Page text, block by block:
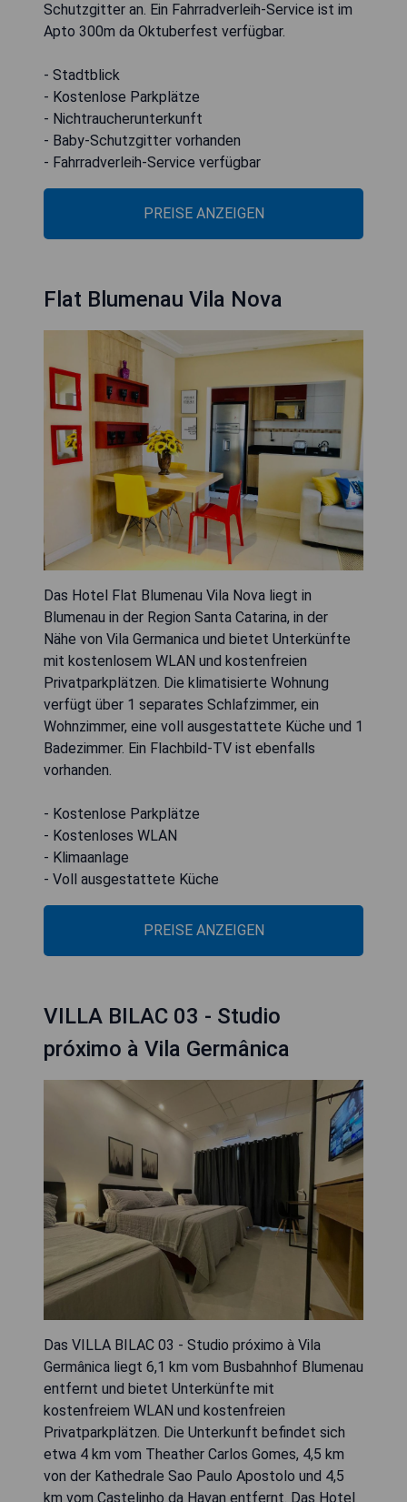
Schutzgitter an. Ein Fahrradverleih-Service ist im
Apto 300m da Oktuberfest verfügbar.
- Stadtblick
- Kostenlose Parkplätze
- Nichtraucherunterkunft
- Baby-Schutzgitter vorhanden
- Fahrradverleih-Service verfügbar
PREISE ANZEIGEN
Flat Blumenau Vila Nova
Das Hotel Flat Blumenau Vila Nova liegt in
Blumenau in der Region Santa Catarina, in der
Nähe von Vila Germanica und bietet Unterkünfte
mit kostenlosem WLAN und kostenfreien
Privatparkplätzen. Die klimatisierte Wohnung
verfügt über 1 separates Schlafzimmer, ein
Wohnzimmer, eine voll ausgestattete Küche und 1
Badezimmer. Ein Flachbild-TV ist ebenfalls
vorhanden.
- Kostenlose Parkplätze
- Kostenloses WLAN
- Klimaanlage
- Voll ausgestattete Küche
PREISE ANZEIGEN
VILLA BILAC 03 - Studio
próximo à Vila Germânica
Das VILLA BILAC 03 - Studio próximo à Vila
Germânica liegt 6,1 km vom Busbahnhof Blumenau
entfernt und bietet Unterkünfte mit
kostenfreiem WLAN und kostenfreien
Privatparkplätzen. Die Unterkunft befindet sich
etwa 4 km vom Theather Carlos Gomes, 4,5 km
von der Kathedrale Sao Paulo Apostolo und 4,5
km vom Castelinho da Havan entfernt. Das Hotel